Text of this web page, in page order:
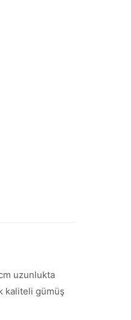
uzunlukta
kaliteli gümüş